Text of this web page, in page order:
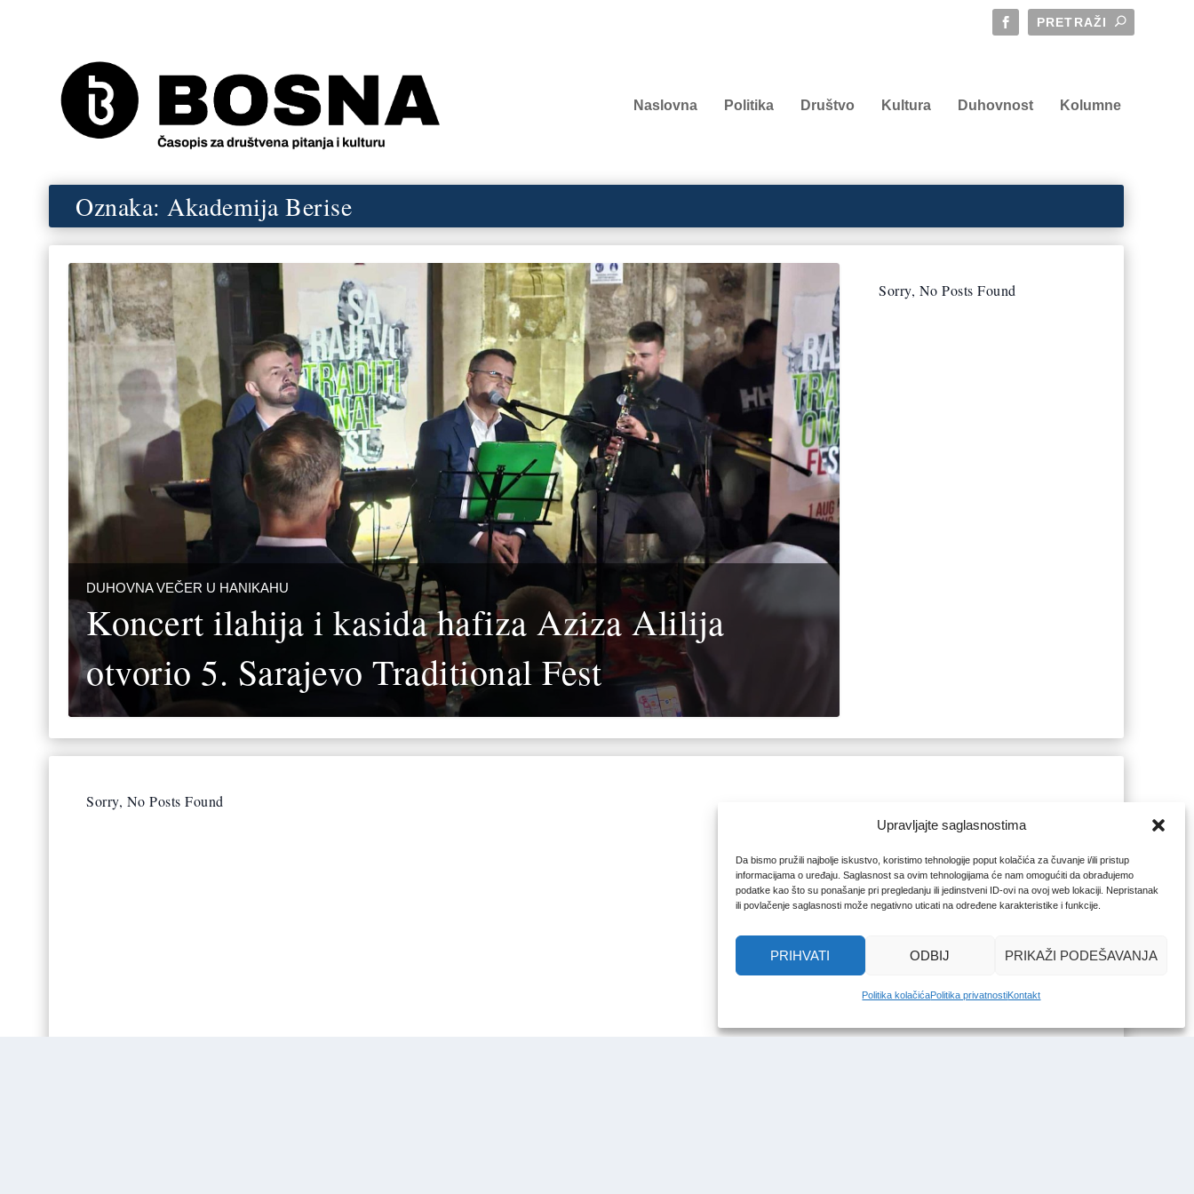
Upravljajte saglasnostima
Da bismo pružili najbolje iskustvo, koristimo tehnologije poput kolačića za čuvanje i/ili pristup
informacijama o uređaju. Saglasnost sa ovim tehnologijama će nam omogućiti da obrađujemo
podatke kao što su ponašanje pri pregledanju ili jedinstveni ID-ovi na ovoj web lokaciji. Nepristanak
ili povlačenje saglasnosti može negativno uticati na određene karakteristike i funkcije.
PRIHVATI ODBIJ PRIKAŽI PODEŠAVANJA
Politika kolačićaPolitika privatnostiKontakt
Naslovna Politika Društvo Kultura Duhovnost Kolumne
Oznaka:Akademija Berise
DUHOVNA VEČER U HANIKAHU
Koncert ilahija i kasida hafiza Aziza Alilija
otvorio 5. Sarajevo Traditional Fest
Sorry, No Posts Found
Sorry, No Posts Found